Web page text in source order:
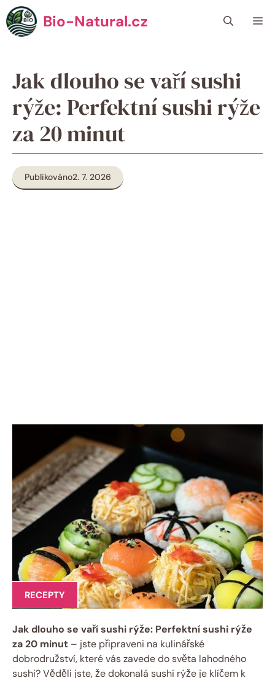
Přeskočit
na
obsah
Bio-Natural.cz
Jak dlouho se vaří sushi
rýže: Perfektní sushi rýže
za 20 minut
Publikováno2. 7. 2026
RECEPTY
Jak dlouho se vaří sushi rýže: Perfektní sushi rýže
za 20 minut – jste připraveni na kulinářské
dobrodružství, které vás zavede do světa lahodného
sushi? Věděli jste, že dokonalá sushi rýže je klíčem k